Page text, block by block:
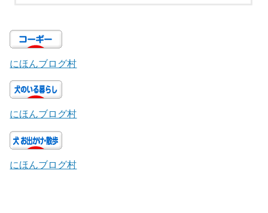
にほんブログ村
にほんブログ村
にほんブログ村